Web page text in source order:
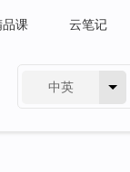
品课 云笔记
中英